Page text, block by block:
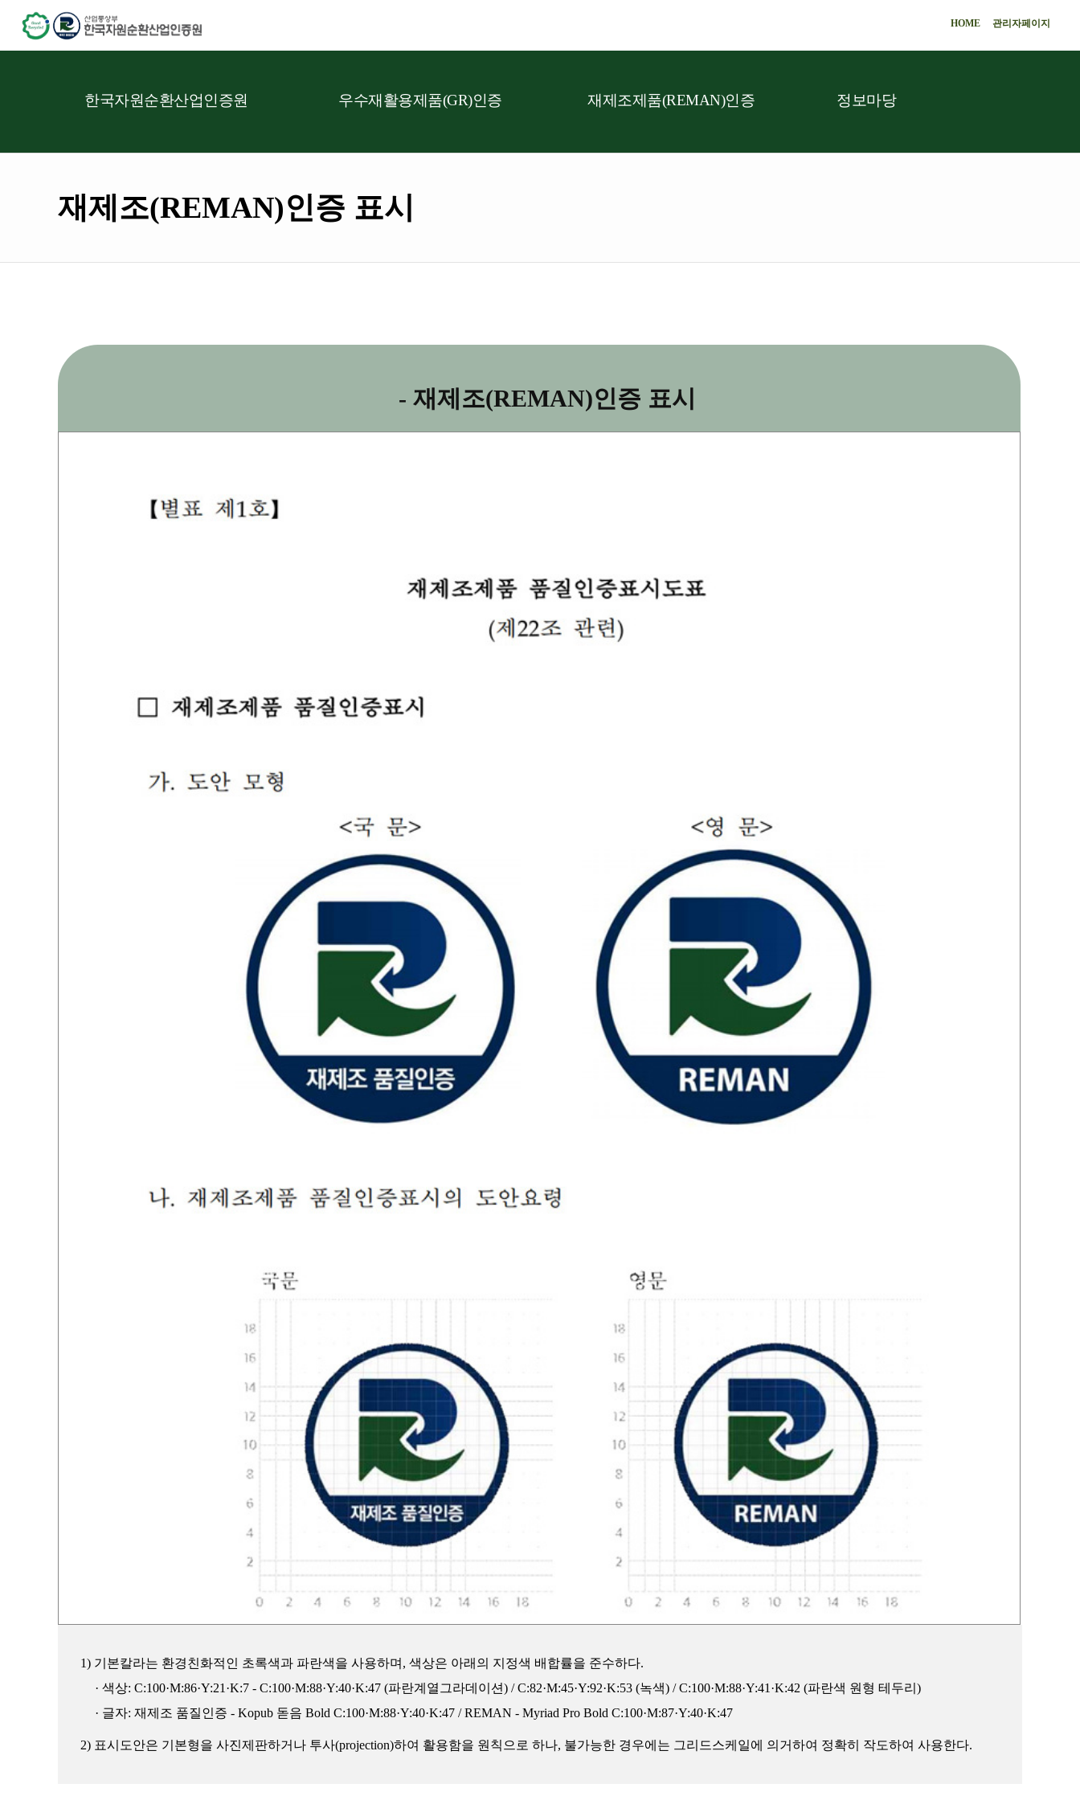
HOME 관리자페이지
한국자원순환산업인증원 우수재활용제품(GR)인증 재제조제품(REMAN)인증 정보마당
재제조(REMAN)인증 표시
- 재제조(REMAN)인증 표시
1) 기본칼라는 환경친화적인 초록색과 파란색을 사용하며, 색상은 아래의 지정색 배합률을 준수하다.
· 색상: C:100·M:86·Y:21·K:7 - C:100·M:88·Y:40·K:47 (파란계열그라데이션) / C:82·M:45·Y:92·K:53 (녹색) / C:100·M:88·Y:41·K:42 (파란색 원형 테두리)
· 글자: 재제조 품질인증 - Kopub 돋음 Bold C:100·M:88·Y:40·K:47 / REMAN - Myriad Pro Bold C:100·M:87·Y:40·K:47
2) 표시도안은 기본형을 사진제판하거나 투사(projection)하여 활용함을 원칙으로 하나, 불가능한 경우에는 그리드스케일에 의거하여 정확히 작도하여 사용한다.